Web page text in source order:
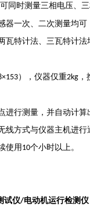
同时测量三相电压、
器一次、二次测量均可
瓦特计法、三瓦特计法
），仪器仅重2kg
进行测量，并自动计算
线方式与仪器主机进行
使用10个小时以上。
试仪/电动机运行检测